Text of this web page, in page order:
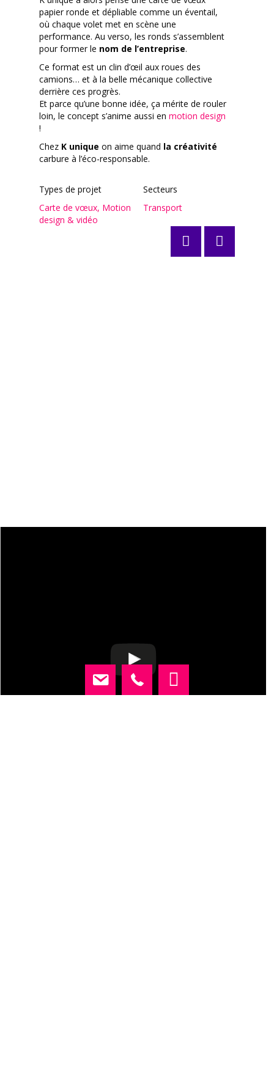
papier ronde et dépliable comme un éventail,
où chaque volet met en scène une
performance. Au verso, les ronds s’assemblent
pour former le nom de l’entreprise.
Ce format est un clin d’œil aux roues des
camions… et à la belle mécanique collective
derrière ces progrès.
Et parce qu’une bonne idée, ça mérite de rouler
loin, le concept s’anime aussi en motion design
!
Chez K unique on aime quand la créativité
carbure à l’éco-responsable.
Types de projet
Carte de vœux, Motion
design & vidéo
Secteurs
Transport